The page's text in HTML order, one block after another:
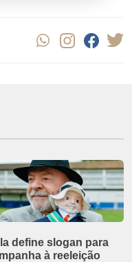
define slogan para
à reeleição